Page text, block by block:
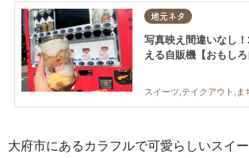
地元ネタ
写真映え間違いなし
える自販機【おもしろ
大府市にあるカラフルで可愛らしいスイ